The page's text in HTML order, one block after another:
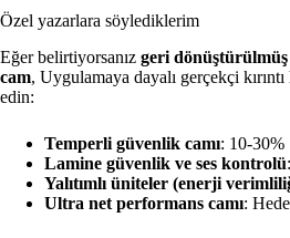
Özel yazarlara söylediklerim
Eğer belirtiyorsanız geri
cam, Uygulamaya dayalı gerçekçi
edin:
Temperli güvenlik camı: 10-30%
Lamine güvenlik ve ses kontrolü
Yalıtımlı üniteler (enerji
Ultra net performans camı: